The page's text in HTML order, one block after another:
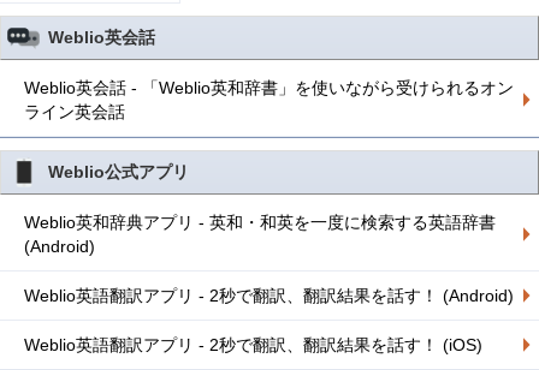
Weblio英会話
Weblio英会話 - 「Weblio英和辞書」を使いながら受けられるオン
ライン英会話
Weblio公式アプリ
Weblio英和辞典アプリ - 英和・和英を一度に検索する英語辞書
(Android)
Weblio英語翻訳アプリ - 2秒で翻訳、翻訳結果を話す！ (Android)
Weblio英語翻訳アプリ - 2秒で翻訳、翻訳結果を話す！ (iOS)